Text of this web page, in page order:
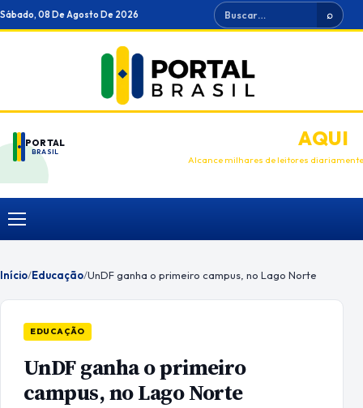
Ir
para
Sábado, 08 De Agosto De 2026 Buscar ⌕
PORTAL
BRASIL
ANUNCIEAQUI
Alcance milhares de leitores diariamente
Menu
Início/Educação/UnDF ganha o primeiro campus, no Lago Norte
EDUCAÇÃO
UnDF ganha o primeiro
campus, no Lago Norte